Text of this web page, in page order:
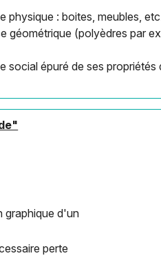
: boites, meubles,
géométrique (polyèdres par
épuré de ses propriétés
graphique d'un
perte